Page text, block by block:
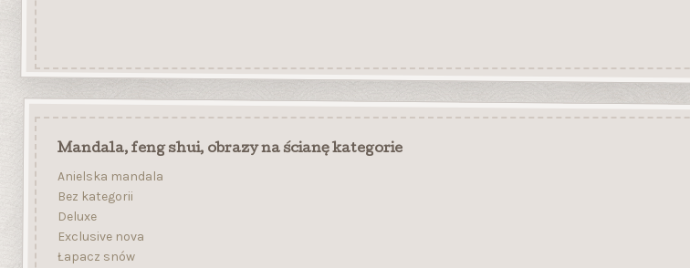
Mandala, feng shui, obrazy na ścianę kategorie
Anielska mandala
Bez kategorii
Deluxe
Exclusive nova
Łapacz snów